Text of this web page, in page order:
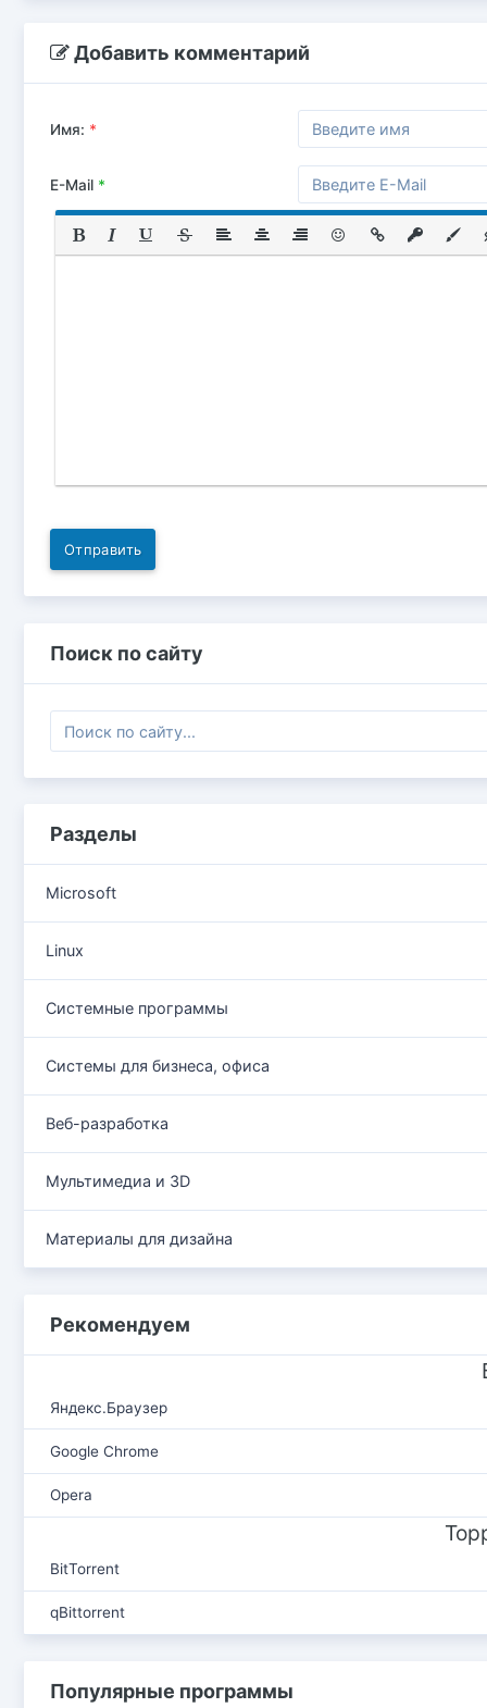
Добавить комментарий
Имя: *
E-Mail *
Отправить
Поиск по сайту
Разделы
Microsoft
Linux
Системные программы
Системы для бизнеса, офиса
Веб-разработка
Мультимедиа и 3D
Материалы для дизайна
Рекомендуем
Яндекс.Браузер
Google Chrome
Opera
BitTorrent
qBittorrent
Популярные программы